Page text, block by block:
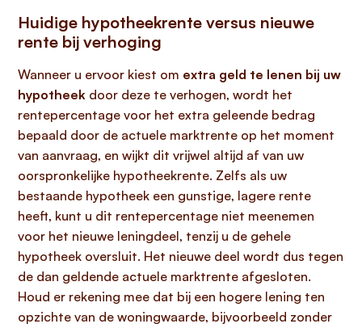
Huidige hypotheekrente versus nieuwe
rente bij verhoging
Wanneer u ervoor kiest om extra geld te lenen bij uw
hypotheek door deze te verhogen, wordt het
rentepercentage voor het extra geleende bedrag
bepaald door de actuele marktrente op het moment
van aanvraag, en wijkt dit vrijwel altijd af van uw
oorspronkelijke hypotheekrente. Zelfs als uw
bestaande hypotheek een gunstige, lagere rente
heeft, kunt u dit rentepercentage niet meenemen
voor het nieuwe leningdeel, tenzij u de gehele
hypotheek oversluit. Het nieuwe deel wordt dus tegen
de dan geldende actuele marktrente afgesloten.
Houd er rekening mee dat bij een hogere lening ten
opzichte van de woningwaarde, bijvoorbeeld zonder